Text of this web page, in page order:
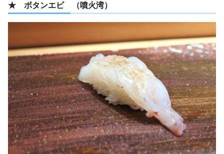
★ ボタンエビ （噴火湾）